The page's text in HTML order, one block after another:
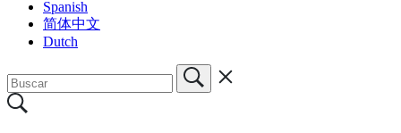
Spanish
简体中文
Dutch